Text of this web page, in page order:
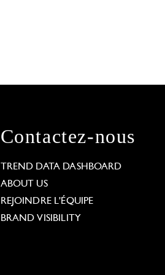
Contactez-nous
TREND DATA DASHBOARD
ABOUT US
REJOINDRE L'ÉQUIPE
BRAND VISIBILITY